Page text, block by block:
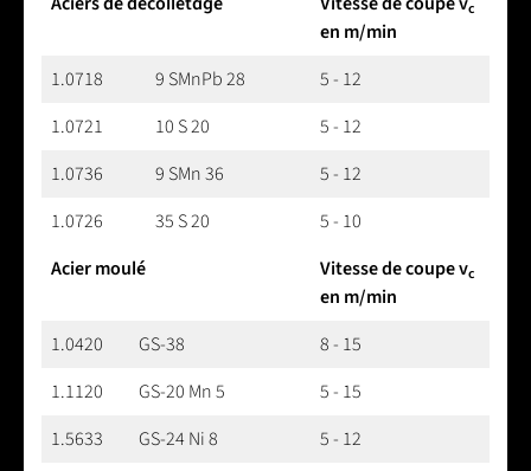
c
en m/min
1.0718
9 SMnPb 28
5 - 12
1.0721
10 S 20
5 - 12
1.0736
9 SMn 36
5 - 12
1.0726
35 S 20
5 - 10
Acier moulé
Vitesse de coupe vc
en m/min
1.0420
GS-38
8 - 15
1.1120
GS-20 Mn 5
5 - 15
1.5633
GS-24 Ni 8
5 - 12